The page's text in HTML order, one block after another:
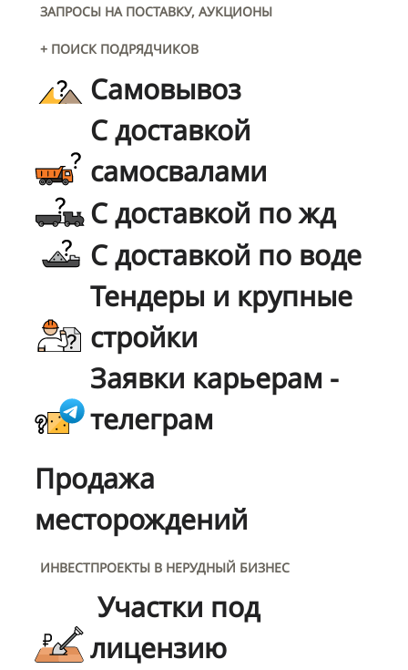
ЗАПРОСЫ НА ПОСТАВКУ, АУКЦИОНЫ
+ ПОИСК ПОДРЯДЧИКОВ
Самовывоз
С доставкой
самосвалами
С доставкой по жд
С доставкой по воде
Тендеры и крупные
стройки
Заявки карьерам -
телеграм
Продажа
месторождений
ИНВЕСТПРОЕКТЫ В НЕРУДНЫЙ БИЗНЕС
Участки под
лицензию